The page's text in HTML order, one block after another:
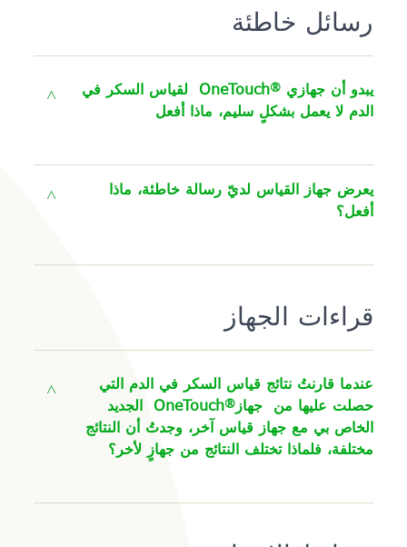
رسائل خاطئة
يبدو أن جهازي OneTouch®
لقياس السكر في
الدم لا يعمل بشكلٍ سليم، ماذا أفعل
يعرض جهاز القياس لديّ رسالة خاطئة، ماذا
أفعل؟
قراءات الجهاز
عندما قارنتُ نتائج قياس السكر في الدم التي
حصلت عليها من جهاز
OneTouch®
الجديد
الخاص بي مع جهاز قياس آخر، وجدتُ أن النتائج
مختلفة، فلماذا تختلف النتائج من جهازٍ لأخر؟